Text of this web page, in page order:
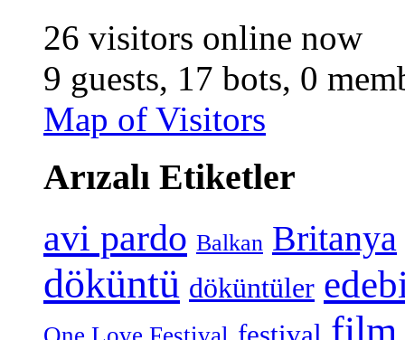
26 visitors online now
9 guests, 17 bots, 0
Map of Visitors
Arızalı Etiketler
avi pardo Balkan Britanya
döküntü döküntüler
film